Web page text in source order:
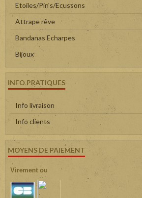
Etoiles/Pin's/Ecussons
Attrape rêve
Bandanas Echarpes
Bijoux
INFO PRATIQUES
Info livraison
Info clients
MOYENS DE PAIEMENT
Virement ou